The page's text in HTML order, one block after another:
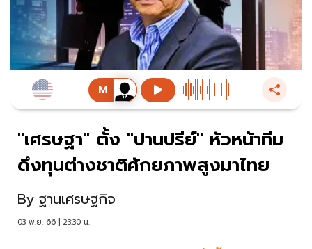
"เศรษฐา" ตั้ง "ปานปรีย์" หัวหน้าทีม
ดึงทุนต่างชาติศักยภาพสูงมาไทย
By ฐานเศรษฐกิจ
03 พ.ย. 66 | 23:30 น.